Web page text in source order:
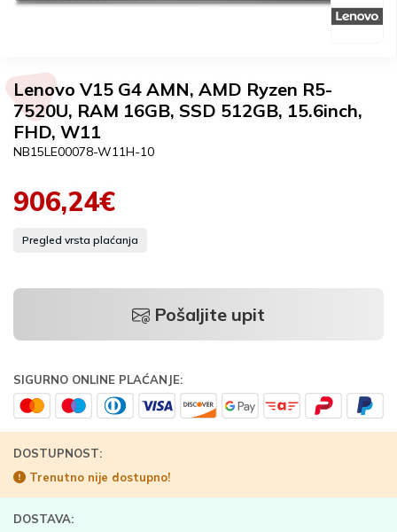
Lenovo V15 G4 AMN, AMD Ryzen R5-
7520U, RAM 16GB, SSD 512GB, 15.6inch,
FHD, W11
NB15LE00078-W11H-10
906,24€
Pregled vrsta plaćanja
Pošaljite upit
SIGURNO ONLINE PLAĆANJE:
DOSTUPNOST:
Trenutno nije dostupno!
DOSTAVA: